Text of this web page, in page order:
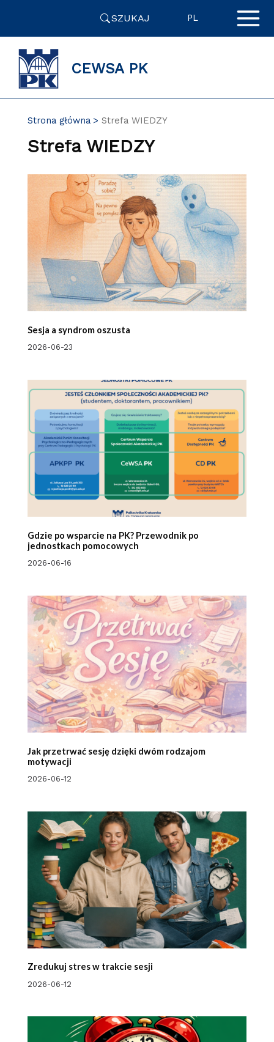
SZUKAJ PL
CEWSA PK
Strona główna Strefa WIEDZY
Strefa WIEDZY
Sesja a syndrom oszusta
2026-06-23
Gdzie po wsparcie na PK? Przewodnik po
jednostkach pomocowych
2026-06-16
Jak przetrwać sesję dzięki dwóm rodzajom
motywacji
2026-06-12
Zredukuj stres w trakcie sesji
2026-06-12